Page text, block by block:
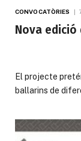
CONVOCATÒRIES
Nova edició
El projecte
ballarins de